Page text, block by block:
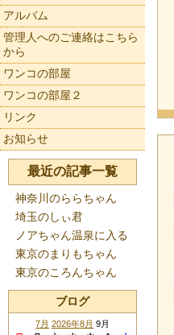
アルバム
管理人へのご連絡はこちら
から
ワンコの部屋
ワンコの部屋２
リンク
お知らせ
最近の記事一覧
神奈川のららちゃん
埼玉のしぃ君
ノアちゃん温泉に入る
東京のまりもちゃん
東京のころんちゃん
ブログ
7月 2026年8月 9月